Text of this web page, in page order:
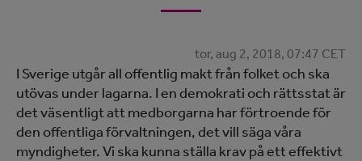
tor, aug 2, 2018, 07:47 CET
I Sverige utgår all offentlig makt från folket och ska
utövas under lagarna. I en demokrati och rättsstat är
det väsentligt att medborgarna har förtroende för
den offentliga förvaltningen, det vill säga våra
myndigheter. Vi ska kunna ställa krav på ett effektivt